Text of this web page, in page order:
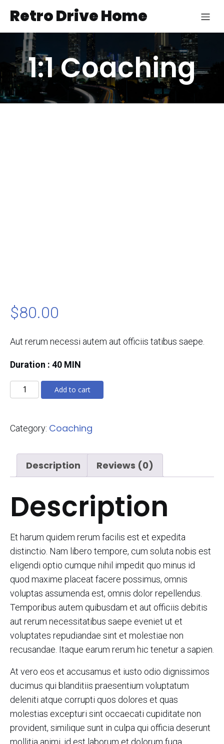
Retro Drive Home
1:1 Coaching
$80.00
Aut rerum necessi autem aut officiis tatibus saepe.
Duration : 40 MIN
Coaching
Add to cart
Category: Coaching
Description Reviews (0)
Description
Et harum quidem rerum facilis est et expedita
distinctio. Nam libero tempore, cum soluta nobis est
eligendi optio cumque nihil impedit quo minus id
quod maxime placeat facere possimus, omnis
voluptas assumenda est, omnis dolor repellendus.
Temporibus autem quibusdam et aut officiis debitis
aut rerum necessitatibus saepe eveniet ut et
voluptates repudiandae sint et molestiae non
recusandae. Itaque earum rerum hic tenetur a sapien.
At vero eos et accusamus et iusto odio dignissimos
ducimus qui blanditiis praesentium voluptatum
deleniti atque corrupti quos dolores et quas
molestias excepturi sint occaecati cupiditate non
provident, similique sunt in culpa qui officia deserunt
mollitia animi, id est laborum et dolorum fuga.